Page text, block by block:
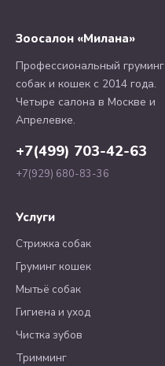
Зоосалон «Милана»
Профессиональный груминг
собак и кошек с 2014 года.
Четыре салона в Москве и
Апрелевке.
+7(499) 703-42-63
+7(929) 680-83-36
Услуги
Стрижка собак
Груминг кошек
Мытьё собак
Гигиена и уход
Чистка зубов
Тримминг